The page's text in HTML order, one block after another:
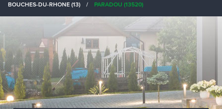
BOUCHES-DU-RHONE (13)
/ PARADOU (13520)